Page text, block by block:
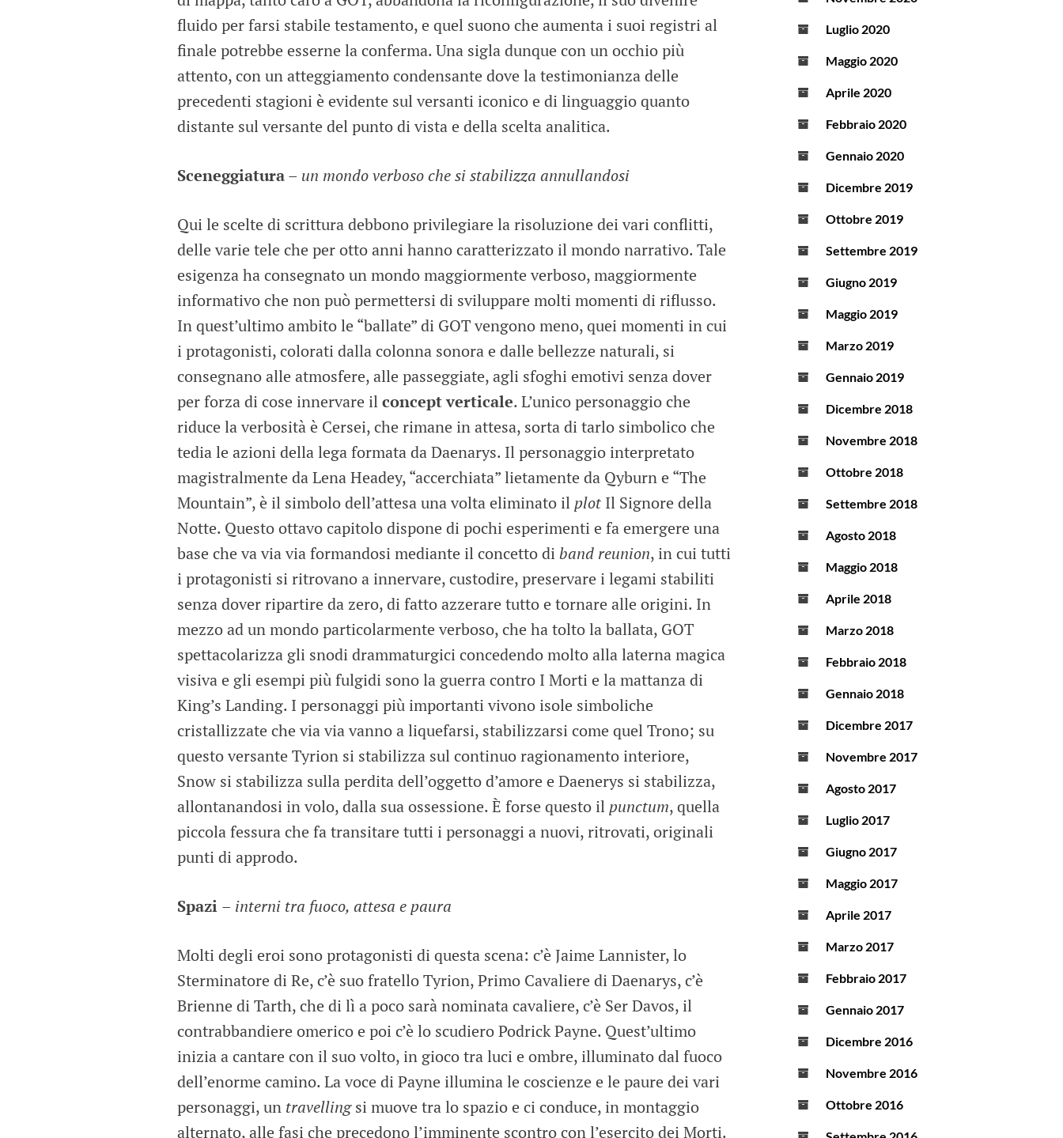
fluido per farsi stabile testamento, e quel suono che aumenta i suoi registri al
finale potrebbe esserne la conferma. Una sigla dunque con un occhio più
attento, con un atteggiamento condensante dove la testimonianza delle
precedenti stagioni è evidente sul versanti iconico e di linguaggio quanto
distante sul versante del punto di vista e della scelta analitica.
Sceneggiatura– un mondo verboso che si stabilizza annullandosi
Qui le scelte di scrittura debbono privilegiare la risoluzione dei vari conflitti,
delle varie tele che per otto anni hanno caratterizzato il mondo narrativo. Tale
esigenza ha consegnato un mondo maggiormente verboso, maggiormente
informativo che non può permettersi di sviluppare molti momenti di riflusso.
In quest’ultimo ambito le “ballate” di GOT vengono meno, quei momenti in cui
i protagonisti, colorati dalla colonna sonora e dalle bellezze naturali, si
consegnano alle atmosfere, alle passeggiate, agli sfoghi emotivi senza dover
per forza di cose innervare ilconcept verticale. L’unico personaggio che
riduce la verbosità è Cersei, che rimane in attesa, sorta di tarlo simbolico che
tedia le azioni della lega formata da Daenarys. Il personaggio interpretato
magistralmente da Lena Headey, “accerchiata” lietamente da Qyburn e “The
Mountain”, è il simbolo dell’attesa una volta eliminato ilplot Il Signore della
Notte. Questo ottavo capitolo dispone di pochi esperimenti e fa emergere una
base che va via via formandosi mediante il concetto diband reunion, in cui tutti
i protagonisti si ritrovano a innervare, custodire, preservare i legami stabiliti
senza dover ripartire da zero, di fatto azzerare tutto e tornare alle origini. In
mezzo ad un mondo particolarmente verboso, che ha tolto la ballata, GOT
spettacolarizza gli snodi drammaturgici concedendo molto alla laterna magica
visiva e gli esempi più fulgidi sono la guerra contro I Morti e la mattanza di
King’s Landing. I personaggi più importanti vivono isole simboliche
cristallizzate che via via vanno a liquefarsi, stabilizzarsi come quel Trono; su
questo versante Tyrion si stabilizza sul continuo ragionamento interiore,
Snow si stabilizza sulla perdita dell’oggetto d’amore e Daenerys si stabilizza,
allontanandosi in volo, dalla sua ossessione. È forse questo ilpunctum, quella
piccola fessura che fa transitare tutti i personaggi a nuovi, ritrovati, originali
punti di approdo.
Spazi – interni tra fuoco, attesa e paura
Molti degli eroi sono protagonisti di questa scena: c’è Jaime Lannister, lo
Sterminatore di Re, c’è suo fratello Tyrion, Primo Cavaliere di Daenarys, c’è
Brienne di Tarth, che di lì a poco sarà nominata cavaliere, c’è Ser Davos, il
contrabbandiere omerico e poi c’è lo scudiero Podrick Payne. Quest’ultimo
inizia a cantare con il suo volto, in gioco tra luci e ombre, illuminato dal fuoco
dell’enorme camino. La voce di Payne illumina le coscienze e le paure dei vari
personaggi, un travellingsi muove tra lo spazio e ci conduce, in montaggio
alternato, alle fasi che precedono l’imminente scontro con l’esercito dei Morti.
Luglio 2020
Maggio 2020
Aprile 2020
Febbraio 2020
Gennaio 2020
Dicembre 2019
Ottobre 2019
Settembre 2019
Giugno 2019
Maggio 2019
Marzo 2019
Gennaio 2019
Dicembre 2018
Novembre 2018
Ottobre 2018
Settembre 2018
Agosto 2018
Maggio 2018
Aprile 2018
Marzo 2018
Febbraio 2018
Gennaio 2018
Dicembre 2017
Novembre 2017
Agosto 2017
Luglio 2017
Giugno 2017
Maggio 2017
Aprile 2017
Marzo 2017
Febbraio 2017
Gennaio 2017
Dicembre 2016
Novembre 2016
Ottobre 2016